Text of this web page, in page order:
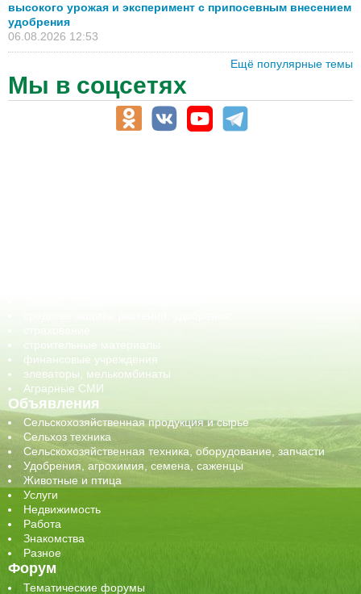
высокого урожая и эксперимент с припосевным внесением
удобрения
06.08.2026 12:53
Ещё популярные темы
Мы в соцсетях
строительные материалы
финансовые учреждения
элеваторы, мелькомбинаты
Аграрные СМИ
Объявления
Сельскохозяйственная продукция и сырье
Сельхоз техника
Сельскохозяйственная техника, оборудование, запчасти
Удобрения, агрохимия, семена, саженцы
Животные и птица
Услуги
Недвижимость
Работа
Знакомства
Разное
Форум
Тематические форумы